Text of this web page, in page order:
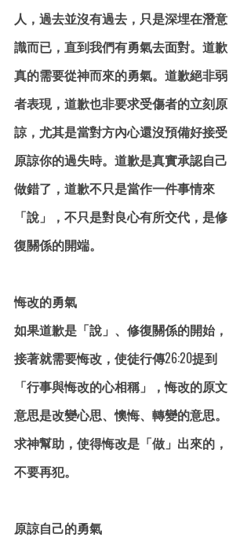
人，過去並沒有過去，只是深埋在潛意
識而已，直到我們有勇氣去面對。道歉
真的需要從神而來的勇氣。道歉絕非弱
者表現，道歉也非要求受傷者的立刻原
諒，尤其是當對方內心還沒預備好接受
原諒你的過失時。道歉是真實承認自己
做錯了，道歉不只是當作一件事情來
「說」，不只是對良心有所交代，是修
復關係的開端。
悔改的勇氣
如果道歉是「說」、修復關係的開始，
接著就需要悔改，使徒行傳26:20提到
「行事與悔改的心相稱」，悔改的原文
意思是改變心思、懊悔、轉變的意思。
求神幫助，使得悔改是「做」出來的，
不要再犯。
原諒自己的勇氣